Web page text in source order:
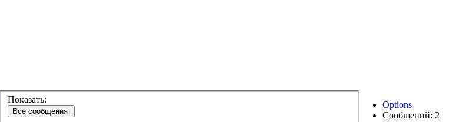
Options
Сообщений: 2
Показать:
Все сообщения